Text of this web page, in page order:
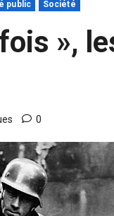
public Société
»,
0